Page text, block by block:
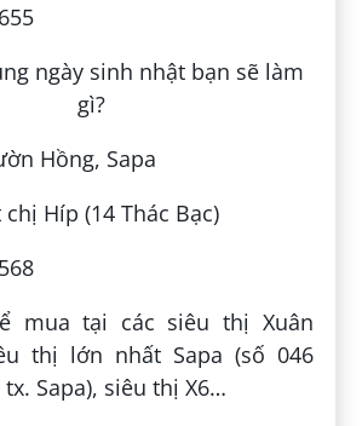
Hồng, Sapa
Híp (14 Thác Bạc)
mua tại các siêu thị Xuân
thị lớn nhất Sapa (số 046
Sapa), siêu thị X6…